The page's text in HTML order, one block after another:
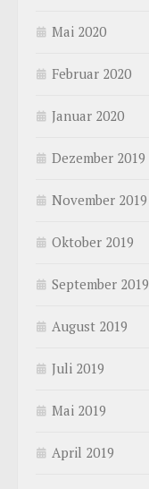
Mai 2020
Februar 2020
Januar 2020
Dezember 2019
November 2019
Oktober 2019
September 2019
August 2019
Juli 2019
Mai 2019
April 2019